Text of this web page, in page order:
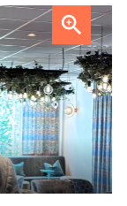
& Wijk